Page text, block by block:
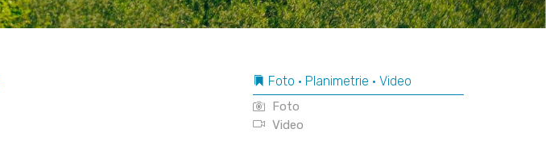
Foto • Planimetrie • Video
Foto
Video